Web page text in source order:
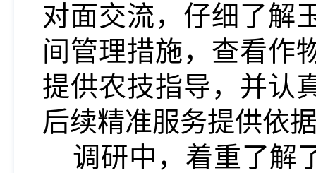
对面交流，仔细了解
间管理措施，查看作
提供农技指导，并认
后续精准服务提供依
调研中， 着重了解